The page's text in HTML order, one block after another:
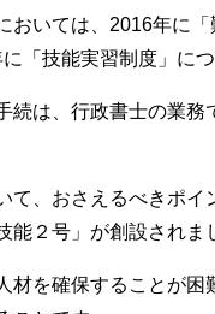
おいては、2016年に
「技能実習制度」に
続は、行政書士の業
て、おさえるべきポ
能２号」が創設されま
材を確保することが